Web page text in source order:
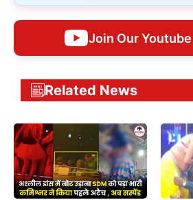
Join Our
Related News